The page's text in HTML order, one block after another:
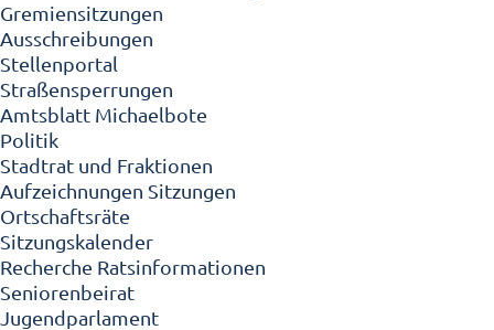
Gremiensitzungen
Ausschreibungen
Stellenportal
Straßensperrungen
Amtsblatt Michaelbote
Politik
Stadtrat und Fraktionen
Aufzeichnungen Sitzungen
Ortschaftsräte
Sitzungskalender
Recherche Ratsinformationen
Seniorenbeirat
Jugendparlament